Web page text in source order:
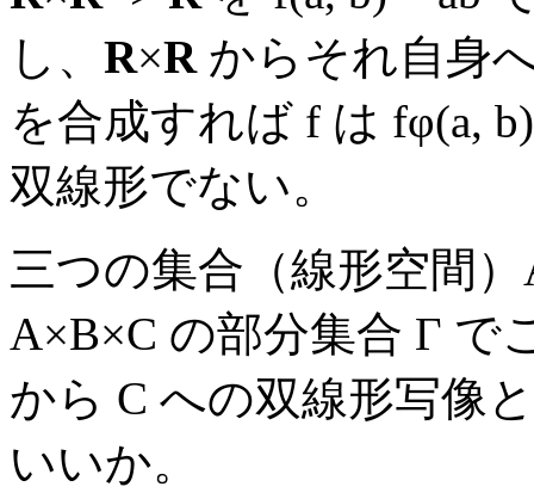
し、 R×Rからそれ自身
を合成すれば f は fφ(a,
双線形でない。
三つの集合（線形空間
A×B×C の部分集合 Γ で
から C への双線形写像
いいか。